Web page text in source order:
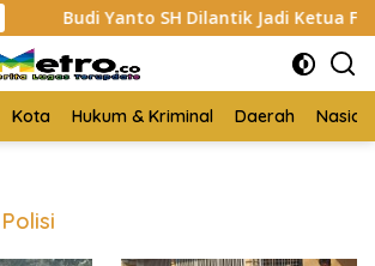
Budi Yanto SH Dilantik Jadi Ketua Forum
Kota Hukum & Kriminal Daerah